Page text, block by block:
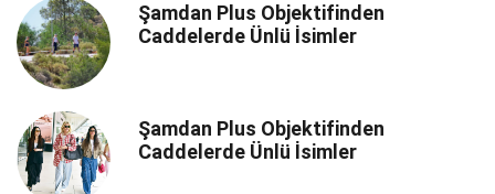
Şamdan Plus Objektifinden
Caddelerde Ünlü İsimler
Şamdan Plus Objektifinden
Caddelerde Ünlü İsimler